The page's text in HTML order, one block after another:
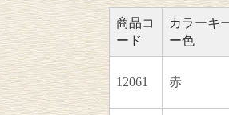
商品コ
ード
カラーキ
ー色
12061 赤